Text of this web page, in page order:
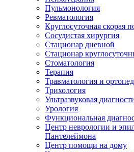
Пульмонология
Ревматология
Круглосуточная скорая
Сосудистая хирургия
Стационар дневной
Стационар
Стоматология
Терапия
Травматология и
Трихология
Ультразвуковая
Урология
Функциональная
Центр неврологии и
Пантелеймона
Центр помощи на дому